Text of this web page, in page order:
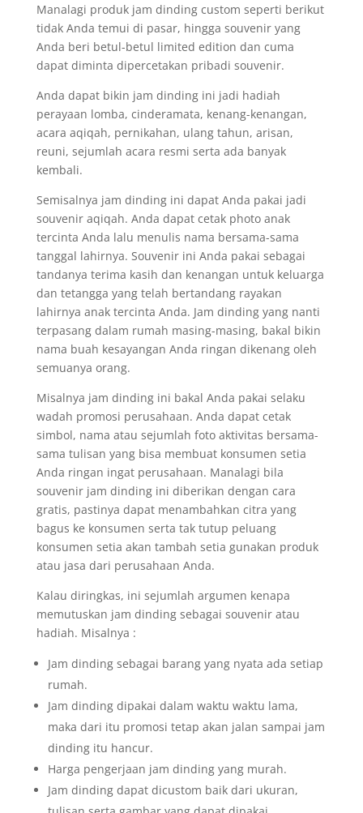
Manalagi produk jam dinding custom seperti berikut
tidak Anda temui di pasar, hingga souvenir yang
Anda beri betul-betul limited edition dan cuma
dapat diminta dipercetakan pribadi souvenir.
Anda dapat bikin jam dinding ini jadi hadiah
perayaan lomba, cinderamata, kenang-kenangan,
acara aqiqah, pernikahan, ulang tahun, arisan,
reuni, sejumlah acara resmi serta ada banyak
kembali.
Semisalnya jam dinding ini dapat Anda pakai jadi
souvenir aqiqah. Anda dapat cetak photo anak
tercinta Anda lalu menulis nama bersama-sama
tanggal lahirnya. Souvenir ini Anda pakai sebagai
tandanya terima kasih dan kenangan untuk keluarga
dan tetangga yang telah bertandang rayakan
lahirnya anak tercinta Anda. Jam dinding yang nanti
terpasang dalam rumah masing-masing, bakal bikin
nama buah kesayangan Anda ringan dikenang oleh
semuanya orang.
Misalnya jam dinding ini bakal Anda pakai selaku
wadah promosi perusahaan. Anda dapat cetak
simbol, nama atau sejumlah foto aktivitas bersama-
sama tulisan yang bisa membuat konsumen setia
Anda ringan ingat perusahaan. Manalagi bila
souvenir jam dinding ini diberikan dengan cara
gratis, pastinya dapat menambahkan citra yang
bagus ke konsumen serta tak tutup peluang
konsumen setia akan tambah setia gunakan produk
atau jasa dari perusahaan Anda.
Kalau diringkas, ini sejumlah argumen kenapa
memutuskan jam dinding sebagai souvenir atau
hadiah. Misalnya :
Jam dinding sebagai barang yang nyata ada setiap
rumah.
Jam dinding dipakai dalam waktu waktu lama,
maka dari itu promosi tetap akan jalan sampai jam
dinding itu hancur.
Harga pengerjaan jam dinding yang murah.
Jam dinding dapat dicustom baik dari ukuran,